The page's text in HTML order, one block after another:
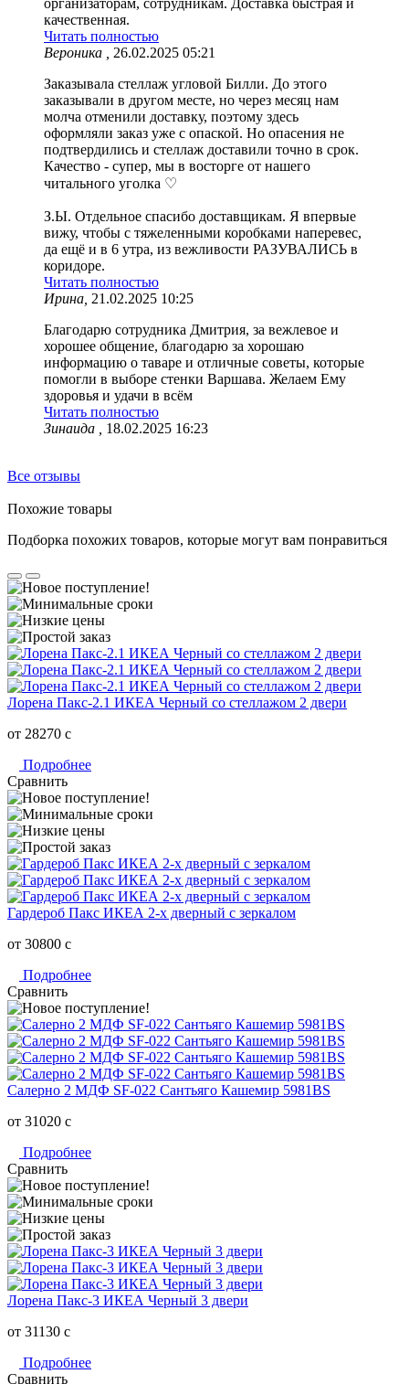
качественная.
Читать полностью
Вероника ,
26.02.2025 05:21
Заказывала стеллаж угловой Билли. До этого
заказывали в другом месте, но через месяц нам
молча отменили доставку, поэтому здесь
оформляли заказ уже с опаской. Но опасения не
подтвердились и стеллаж доставили точно в срок.
Качество - супер, мы в восторге от нашего
читального уголка ♡
З.Ы. Отдельное спасибо доставщикам. Я впервые
вижу, чтобы с тяжеленными коробками наперевес,
да ещё и в 6 утра, из вежливости РАЗУВАЛИСЬ в
коридоре.
Читать полностью
Ирина, 21.02.2025 10:25
Благодарю сотрудника Дмитрия, за вежлевое и
хорошее общение, благодарю за хорошаю
информацию о таваре и отличные советы, которые
помогли в выборе стенки Варшава. Желаем Ему
здоровья и удачи в всём
Читать полностью
Зинаида ,
18.02.2025 16:23
Все отзывы
Похожие товары
Подборка похожих товаров, которые могут вам понравиться
Лорена Пакс-2.1 ИКЕА Черный со стеллажом 2 двери
от 28270 c
Подробнее
Сравнить
Гардероб Пакс ИКЕА 2-х дверный c зеркалом
от 30800 c
Подробнее
Сравнить
Салерно 2 МДФ SF-022 Сантьяго Кашемир 5981BS
от 31020 c
Подробнее
Сравнить
Лорена Пакс-3 ИКЕА Черный 3 двери
от 31130 c
Подробнее
Сравнить